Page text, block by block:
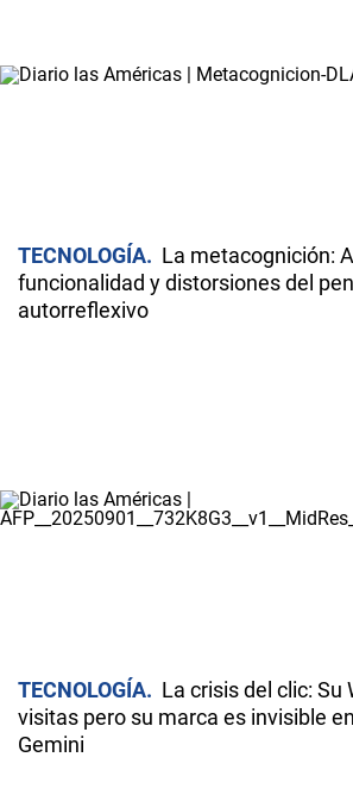
TECNOLOGÍA
La metacognición:
funcionalidad y distorsiones del
autorreflexivo
TECNOLOGÍA
La crisis del clic: Su
visitas pero su marca es invisible
Gemini